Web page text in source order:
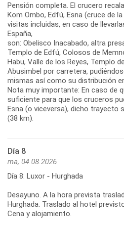
Pensión completa. El crucero
Kom Ombo, Edfú, Esna (cruce de
visitas incluidas, en caso de
España,
son: Obelisco Inacabado, altra
Templo de Edfú, Colosos de
Habu, Valle de los Reyes, Templo
Abusimbel por carretera,
mismas así como su distribución
Nota muy importante: En caso de
suficiente para que los cruceros
Esna (o viceversa), dicho trayecto
(38 km).
Día 8
ma, 04.08.2026
Día 8: Luxor - Hurghada
Desayuno. A la hora prevista
Hurghada. Traslado al hotel
Cena y alojamiento.